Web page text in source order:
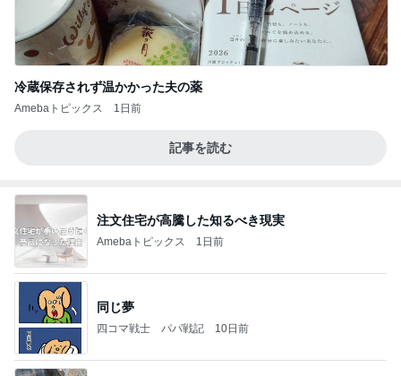
冷蔵保存されず温かかった夫の薬
Amebaトピックス 1日前
記事を読む
注文住宅が高騰した知るべき現実
Amebaトピックス 1日前
同じ夢
四コマ戦士 パパ戦記 10日前